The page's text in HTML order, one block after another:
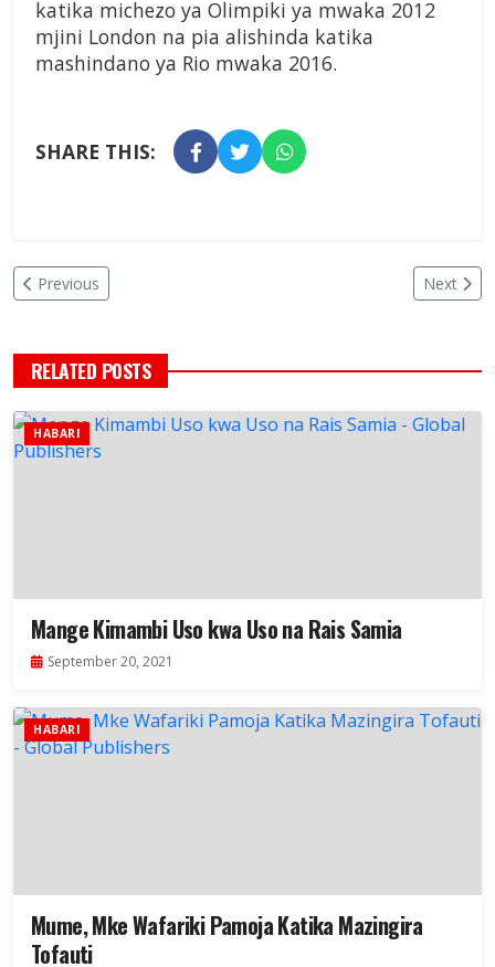
katika michezo ya Olimpiki ya mwaka 2012
mjini London na pia alishinda katika
mashindano ya Rio mwaka 2016.
SHARE THIS:
Previous Next
RELATED POSTS
HABARI
Mange Kimambi Uso kwa Uso na Rais Samia
September 20, 2021
HABARI
Mume, Mke Wafariki Pamoja Katika Mazingira
Tofauti